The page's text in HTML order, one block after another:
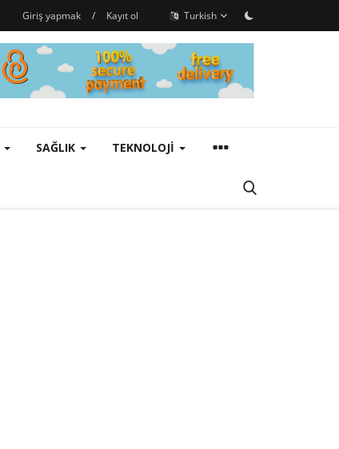
Giriş yapmak / Kayıt ol Turkish
SAĞLIK TEKNOLOJI